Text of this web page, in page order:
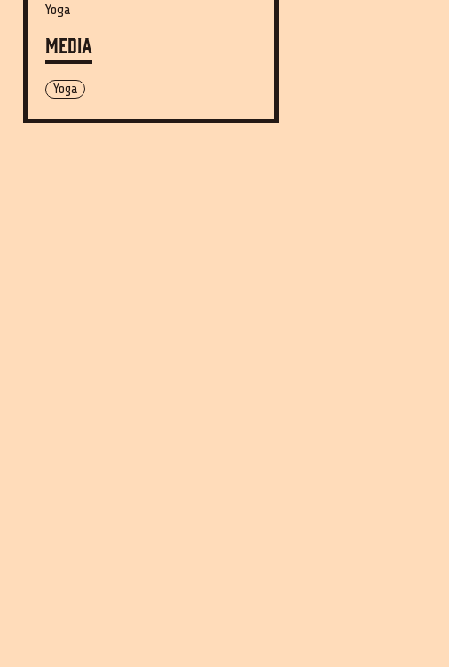
Yoga
Media
Yoga